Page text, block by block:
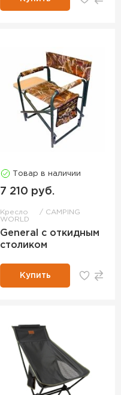
Товар в наличии
7 210 руб.
Кресло
CAMPING
WORLD
General с откидным
столиком
Купить